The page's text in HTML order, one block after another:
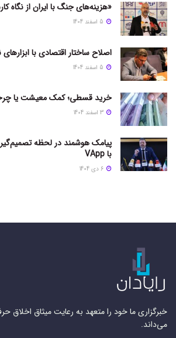
«هزینه‌های جنگ با ایران از نگاه
اصلاح ساختار اقتصادی با
خرید قسطی؛ کمک معیشت یا
پیامک هوشمند در لحظه
با VApp
خبرگزاری ما خود را متعهد به رعایت میثاق اخلاق
می‌داند.